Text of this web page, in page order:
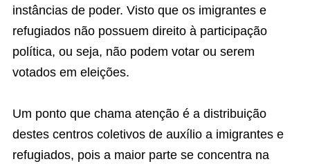
instâncias de poder. Visto que os imigrantes e
refugiados não possuem direito à participação
política, ou seja, não podem votar ou serem
votados em eleições.
Um ponto que chama atenção é a distribuição
destes centros coletivos de auxílio a imigrantes e
refugiados, pois a maior parte se concentra na